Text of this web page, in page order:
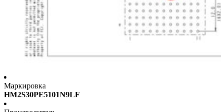
Маркировка
HM2S30PE5101N9LF